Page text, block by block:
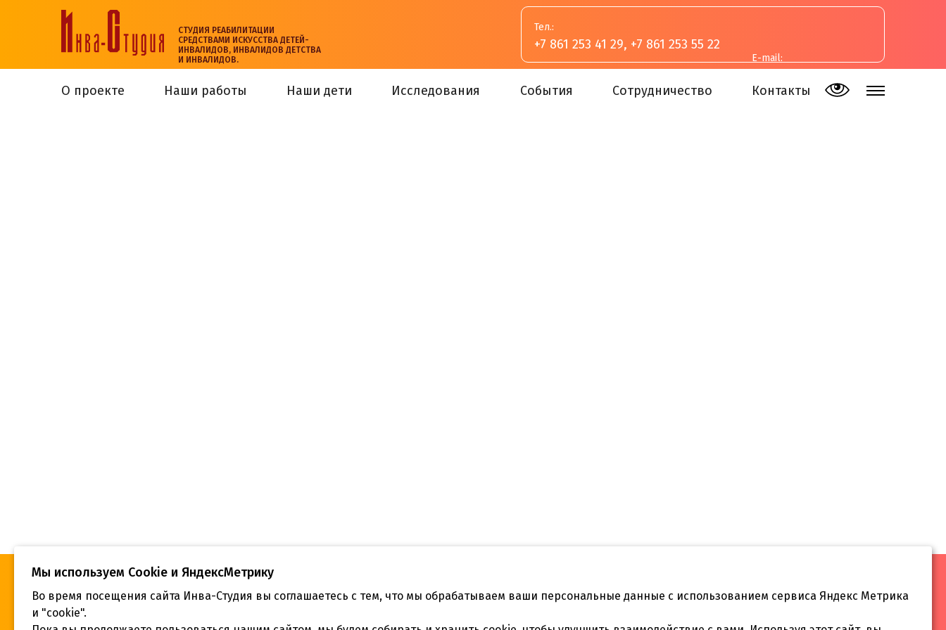
СТУДИЯ РЕАБИЛИТАЦИИ
СРЕДСТВАМИ ИСКУССТВА ДЕТЕЙ-
ИНВАЛИДОВ, ИНВАЛИДОВ ДЕТСТВА
И ИНВАЛИДОВ.
Тел.:
+7 861 253 41 29, +7 861 253 55 22
E-mail:
О проекте
Наши работы Наши дети Исследования События Сотрудничество Контакты
«Инва-Студия. Академия. Центр
социальной реабилитации», © 2026 г.
Адрес: Телефон:
Мы используем Сookie и ЯндексМетрику
Во время посещения сайта Инва-Студия вы соглашаетесь с тем, что мы обрабатываем ваши персональные данные с использованием сервиса Яндекс Метрика
и "cookie".